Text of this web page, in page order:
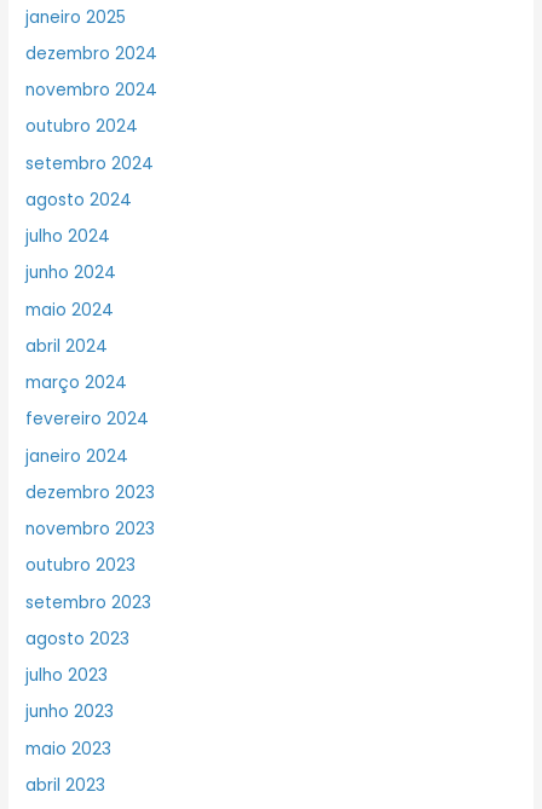
janeiro 2025
dezembro 2024
novembro 2024
outubro 2024
setembro 2024
agosto 2024
julho 2024
junho 2024
maio 2024
abril 2024
março 2024
fevereiro 2024
janeiro 2024
dezembro 2023
novembro 2023
outubro 2023
setembro 2023
agosto 2023
julho 2023
junho 2023
maio 2023
abril 2023